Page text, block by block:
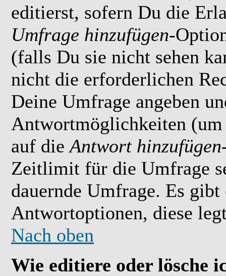
editierst, sofern Du die
Umfrage hinzufügen-
(falls Du sie nicht sehen
nicht die erforderlichen
Deine Umfrage angeben
Antwortmöglichkeiten
auf dieAntwort hinzufügen
Zeitlimit für die Umfrage
dauernde Umfrage. Es
Antwortoptionen, diese
Nach oben
Wie editiere oder lösche